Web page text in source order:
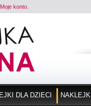
Moje konto.
DLA DZIECI